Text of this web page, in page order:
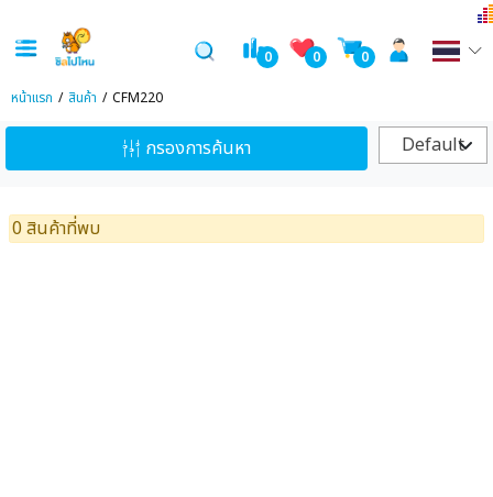
0 0 0
หน้าแรก สินค้า CFM220
กรองการค้นหา Default
0 สินค้าที่พบ